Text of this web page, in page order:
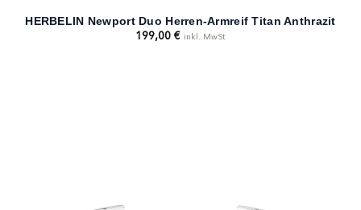
HERBELIN Newport Duo Herren-Armreif Titan Anthrazit
199,00 € inkl. MwSt